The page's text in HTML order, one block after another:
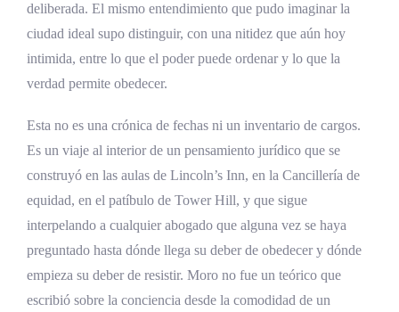
Jane Colt, Alice Middleton y la casa de
Chelsea
Margaret More Roper, la hija educada
El Elogio de la locura, una dedicatoria
El ascenso de Tomás Moro al servicio del rey
El undersheriff, patrón general de los pobres
De la embajada de Flandes a la presidencia
de los Comunes
deliberada. El mismo entendimiento que pudo imaginar la
ciudad ideal supo distinguir, con una nitidez que aún hoy
intimida, entre lo que el poder puede ordenar y lo que la
verdad permite obedecer.
Esta no es una crónica de fechas ni un inventario de cargos.
Es un viaje al interior de un pensamiento jurídico que se
construyó en las aulas de Lincoln’s Inn, en la Cancillería de
equidad, en el patíbulo de Tower Hill, y que sigue
interpelando a cualquier abogado que alguna vez se haya
preguntado hasta dónde llega su deber de obedecer y dónde
empieza su deber de resistir. Moro no fue un teórico que
escribió sobre la conciencia desde la comodidad de un